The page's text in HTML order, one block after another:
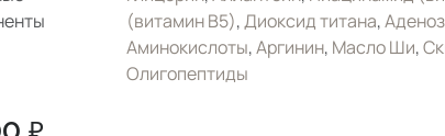
(витамин B5),Диоксид титана,
Аминокислоты,Аргинин, Масло Ши,
Олигопептиды